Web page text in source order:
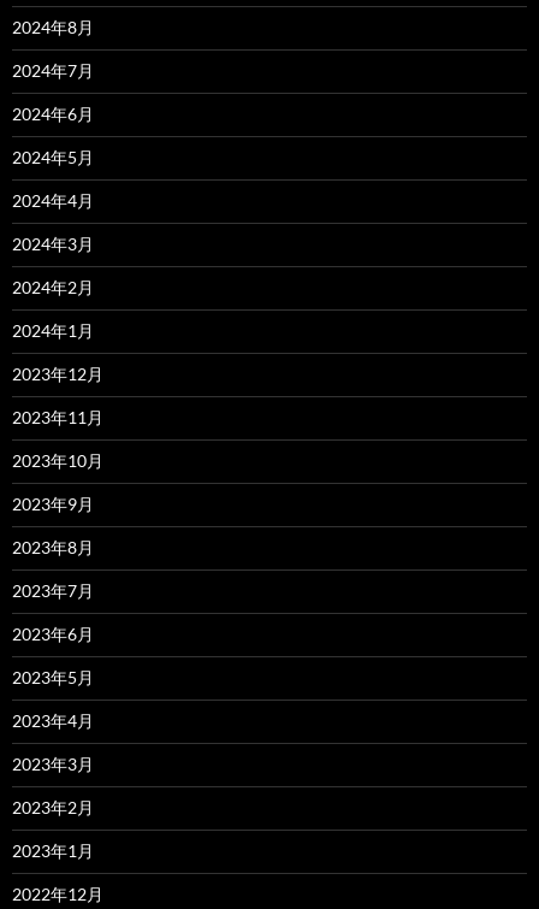
2024年8月
2024年7月
2024年6月
2024年5月
2024年4月
2024年3月
2024年2月
2024年1月
2023年12月
2023年11月
2023年10月
2023年9月
2023年8月
2023年7月
2023年6月
2023年5月
2023年4月
2023年3月
2023年2月
2023年1月
2022年12月